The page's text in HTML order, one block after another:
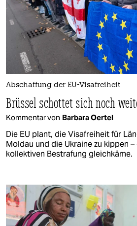
Abschaffung der EU-Visafreiheit
Brüssel schottet sich noch
Kommentar von Barbara Oertel
Die EU plant, die Visafreiheit für
Moldau und die Ukraine zu kippen
kollektiven Bestrafung gleichkäme.